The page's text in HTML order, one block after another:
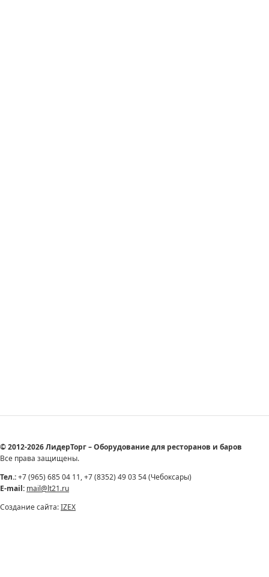
© 2012-2026 ЛидерТорг – Оборудование для ресторанов и баров
Все права защищены.
Тел.:+7 (965) 685 04 11, +7 (8352) 49 03 54 (Чебоксары)
E-mail: mail@lt21.ru
Создание сайта:IZEX